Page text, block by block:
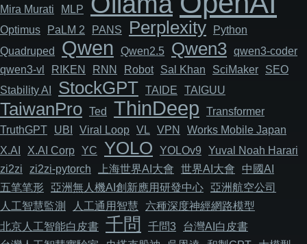
Mira Murati MLP
Optimus PaLM 2 PANS Perplexity
Python
Quadruped
Qwen Qwen2.5 Qwen3 qwen3-coder
qwen3-vl
RIKEN RNN Robot Sal Khan SciMaker
SEO
Stability AI
StockGPT TAIDE TAIGUU
TaiwanPro Ted ThinDeep
Transformer
TruthGPT
UBI Viral Loop VL VPN
Works Mobile Japan
X.AI
X.AI Corp YC YOLO YOLOv9
Yuval Noah Harari
zi2zi
zi2zi-pytorch 上海世界AI大會 世界AI大會
中國AI
五笔笔形
亞洲無人機AI創新應用研發中心 亞洲航空公司
人工智慧監測
人工通用智慧
六種深度神經網路模型
北京人工智能白皮書 千問 千問3
台灣AI白皮書